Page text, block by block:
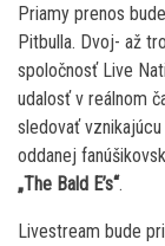
Priamy prenos
Pitbulla. Dvoj- až
spoločnosť Live
udalosť v reálnom
sledovať
oddanej
„The Bald E’s“.
Livestream bude